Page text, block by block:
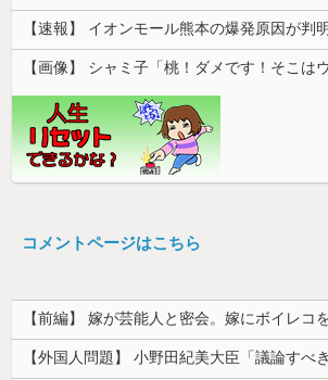
【速報】 イオンモール熊本の爆発原因が判
コメントページはこちら